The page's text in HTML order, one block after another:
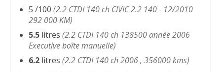
Temps de charge:1aime 1n'aime pas
Boîte de vitesses (agrément, longueur des
rapports):6aiment
18/20
2.2 CTDI 140 ch 46000 km, année
2007, finitio
19/20
2.2 CTDI 140 ch Boite 6 vitesses;
210 000 km, ( 0 )
5 /100(2.2 CTDI 140 ch CIVIC 2.2 140 - 12/2010
292 000 KM)
5.5 litres(2.2 CTDI 140 ch 138500 année 2006
Executive boîte manuelle)
6.2 litres(2.2 CTDI 140 ch 2006 , 356000 kms)